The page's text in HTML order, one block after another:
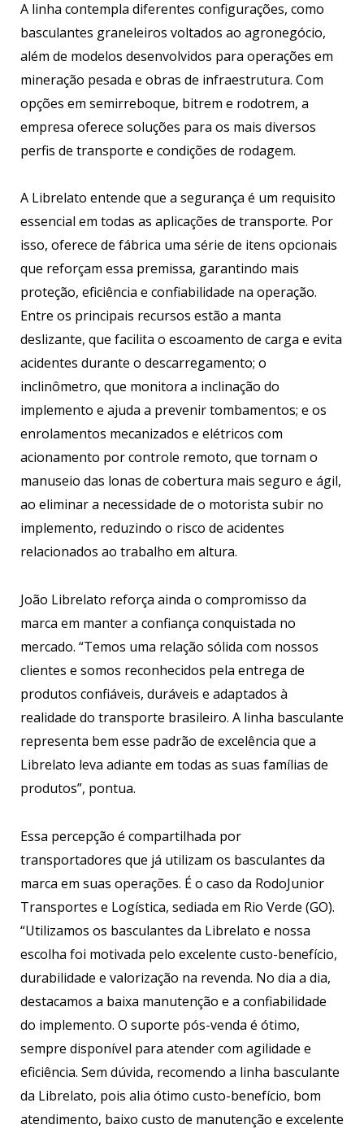
A linha contempla diferentes configurações, como
basculantes graneleiros voltados ao agronegócio,
além de modelos desenvolvidos para operações em
mineração pesada e obras de infraestrutura. Com
opções em semirreboque, bitrem e rodotrem, a
empresa oferece soluções para os mais diversos
perfis de transporte e condições de rodagem.
A Librelato entende que a segurança é um requisito
essencial em todas as aplicações de transporte. Por
isso, oferece de fábrica uma série de itens opcionais
que reforçam essa premissa, garantindo mais
proteção, eficiência e confiabilidade na operação.
Entre os principais recursos estão a manta
deslizante, que facilita o escoamento de carga e evita
acidentes durante o descarregamento; o
inclinômetro, que monitora a inclinação do
implemento e ajuda a prevenir tombamentos; e os
enrolamentos mecanizados e elétricos com
acionamento por controle remoto, que tornam o
manuseio das lonas de cobertura mais seguro e ágil,
ao eliminar a necessidade de o motorista subir no
implemento, reduzindo o risco de acidentes
relacionados ao trabalho em altura.
João Librelato reforça ainda o compromisso da
marca em manter a confiança conquistada no
mercado. “Temos uma relação sólida com nossos
clientes e somos reconhecidos pela entrega de
produtos confiáveis, duráveis e adaptados à
realidade do transporte brasileiro. A linha basculante
representa bem esse padrão de excelência que a
Librelato leva adiante em todas as suas famílias de
produtos”, pontua.
Essa percepção é compartilhada por
transportadores que já utilizam os basculantes da
marca em suas operações. É o caso da RodoJunior
Transportes e Logística, sediada em Rio Verde (GO).
“Utilizamos os basculantes da Librelato e nossa
escolha foi motivada pelo excelente custo-benefício,
durabilidade e valorização na revenda. No dia a dia,
destacamos a baixa manutenção e a confiabilidade
do implemento. O suporte pós-venda é ótimo,
sempre disponível para atender com agilidade e
eficiência. Sem dúvida, recomendo a linha basculante
da Librelato, pois alia ótimo custo-benefício, bom
atendimento, baixo custo de manutenção e excelente